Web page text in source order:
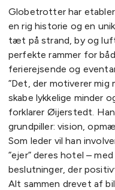
Globetrotter har
en rig historie og en
tæt på strand, by og
perfekte rammer for
ferierejsende og
”Det, der motiverer mig
skabe lykkelige minder
forklarer Øijerstedt.
grundpiller: vision,
Som leder vil han
”ejer” deres hotel –
beslutninger, der
Alt sammen drevet af